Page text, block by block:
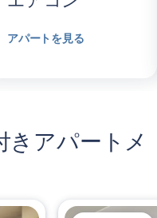
アパートを見る
きアパートメ